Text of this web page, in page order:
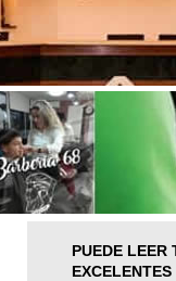
PUEDE LEER